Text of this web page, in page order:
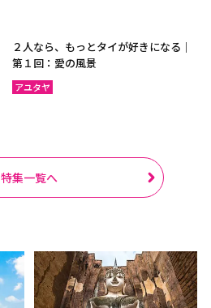
２人なら、もっとタイが好きになる｜
第１回：愛の風景
アユタヤ
特集一覧へ